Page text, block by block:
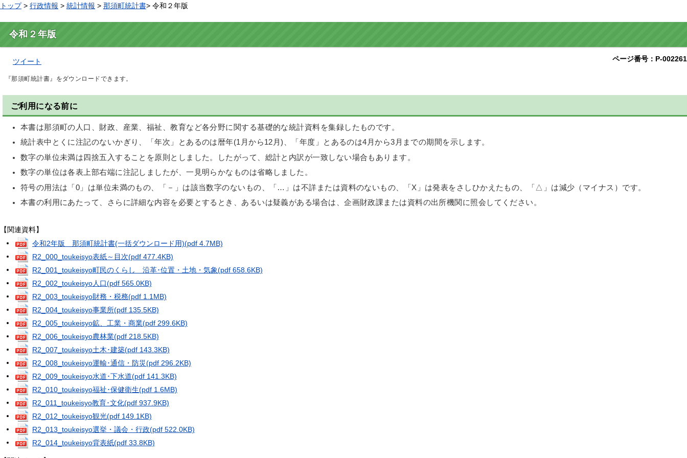
トップ> 行政情報 > 統計情報 > 那須町統計書> 令和２年版
令和２年版
ページ番号：P-002261
ツイート
『那須町統計書』をダウンロードできます。
ご利用になる前に
本書は那須町の人口、財政、産業、福祉、教育など各分野に関する基礎的な統計資料を集録したものです。
統計表中とくに注記のないかぎり、「年次」とあるのは暦年(1月から12月)、「年度」とあるのは4月から3月までの期間を示します。
数字の単位未満は四捨五入することを原則としました。したがって、総計と内訳が一致しない場合もあります。
数字の単位は各表上部右端に注記しましたが、一見明らかなものは省略しました。
符号の用法は「0」は単位未満のもの、「－」は該当数字のないもの、「…」は不詳または資料のないもの、「X」は発表をさしひかえたもの、「△」は減少（マイナス）です。
本書の利用にあたって、さらに詳細な内容を必要とするとき、あるいは疑義がある場合は、企画財政課または資料の出所機関に照会してください。
【関連資料】
令和2年版 那須町統計書(一括ダウンロード用)(pdf 4.7MB)
R2_000_toukeisyo表紙～目次(pdf 477.4KB)
R2_001_toukeisyo町民のくらし 沿革･位置・土地・気象(pdf 658.6KB)
R2_002_toukeisyo人口(pdf 565.0KB)
R2_003_toukeisyo財務・税務(pdf 1.1MB)
R2_004_toukeisyo事業所(pdf 135.5KB)
R2_005_toukeisyo鉱、工業・商業(pdf 299.6KB)
R2_006_toukeisyo農林業(pdf 218.5KB)
R2_007_toukeisyo土木･建築(pdf 143.3KB)
R2_008_toukeisyo運輸･通信・防災(pdf 296.2KB)
R2_009_toukeisyo水道･下水道(pdf 141.3KB)
R2_010_toukeisyo福祉･保健衛生(pdf 1.6MB)
R2_011_toukeisyo教育･文化(pdf 937.9KB)
R2_012_toukeisyo観光(pdf 149.1KB)
R2_013_toukeisyo選挙・議会・行政(pdf 522.0KB)
R2_014_toukeisyo背表紙(pdf 33.8KB)